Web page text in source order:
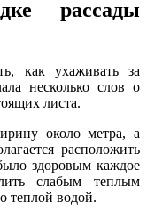
рассады
как ухаживать за
несколько слов о
листа.
около метра, а
расположить
здоровым каждое
слабым теплым
теплой водой.